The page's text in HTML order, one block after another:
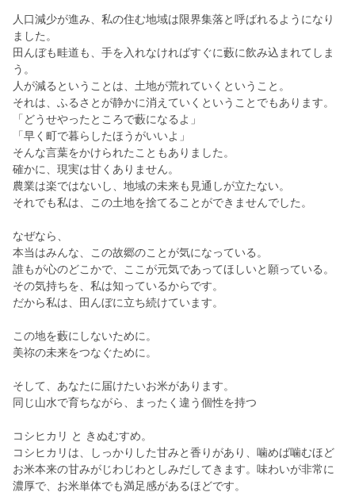
人口減少が進み、私の住む地域は限界集落と呼ばれるようになり
ました。
田んぼも畦道も、手を入れなければすぐに藪に飲み込まれてしま
う。
人が減るということは、土地が荒れていくということ。
それは、ふるさとが静かに消えていくということでもあります。
「どうせやったところで藪になるよ」
「早く町で暮らしたほうがいいよ」
そんな言葉をかけられたこともありました。
確かに、現実は甘くありません。
農業は楽ではないし、地域の未来も見通しが立たない。
それでも私は、この土地を捨てることができませんでした。
なぜなら、
本当はみんな、この故郷のことが気になっている。
誰もが心のどこかで、ここが元気であってほしいと願っている。
その気持ちを、私は知っているからです。
だから私は、田んぼに立ち続けています。
この地を藪にしないために。
美祢の未来をつなぐために。
そして、あなたに届けたいお米があります。
同じ山水で育ちながら、まったく違う個性を持つ
コシヒカリ と きぬむすめ。
コシヒカリは、しっかりした甘みと香りがあり、噛めば噛むほど
お米本来の甘みがじわじわとしみだしてきます。味わいが非常に
濃厚で、お米単体でも満足感があるほどです。